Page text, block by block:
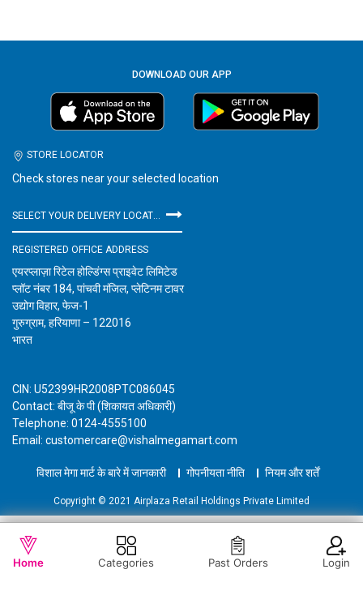
WISHLIST OUT OF STOCK
DOWNLOAD OUR APP
STORE LOCATOR
Check stores near your selected location
REGISTERED OFFICE ADDRESS
एयरप्लाज़ा रिटेल होल्डिंग्स प्राइवेट लिमिटेड
प्लॉट नंबर 184, पांचवी मंजिल, प्लेटिनम टावर
उद्योग विहार, फेज-1
गुरुग्राम, हरियाणा – 122016
भारत
CIN: U52399HR2008PTC086045
Contact: बीजू के पी (शिकायत अधिकारी)
Telephone: 0124-4555100
Email: customercare@vishalmegamart.com
विशाल मेगा मार्ट के बारे में जानकारी गोपनीयता नीति नियम और शर्तें
Copyright © 2021 Airplaza Retail Holdings Private Limited
Home Categories Past Orders Login